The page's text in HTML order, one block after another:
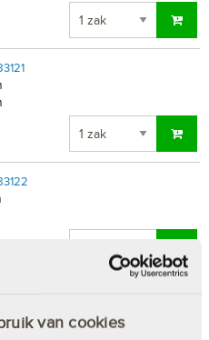
van cookies